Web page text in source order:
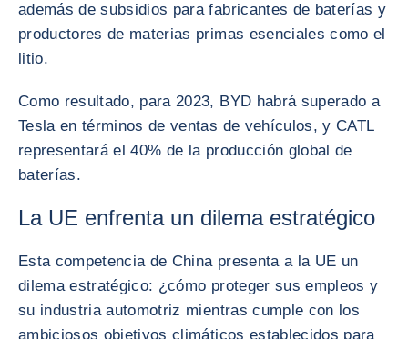
además de subsidios para fabricantes de baterías y
productores de materias primas esenciales como el
litio.
Como resultado, para 2023, BYD habrá superado a
Tesla en términos de ventas de vehículos, y CATL
representará el 40% de la producción global de
baterías.
La UE enfrenta un dilema estratégico
Esta competencia de China presenta a la UE un
dilema estratégico: ¿cómo proteger sus empleos y
su industria automotriz mientras cumple con los
ambiciosos objetivos climáticos establecidos para